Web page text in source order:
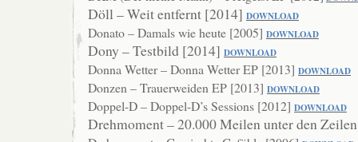
Döll – Weit entfernt [2014] DOWNLOAD
Donato – Damals wie heute [2005] DOWNLOAD
Dony – Testbild [2014] DOWNLOAD
Donna Wetter – Donna Wetter EP [2013] DOWNLOAD
Donzen – Trauerweiden EP [2013] DOWNLOAD
Doppel-D – Doppel-D’s Sessions [2012] DOWNLOAD
Drehmoment – 20.000 Meilen unter den